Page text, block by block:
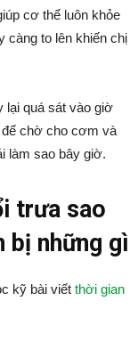
cơ thể luôn khỏe
càng to lên khiến chị
lại quá sát vào giờ
chờ cho cơm và
làm sao bây giờ.
trưa sao
bị những gì
kỹ bài viết thời gian